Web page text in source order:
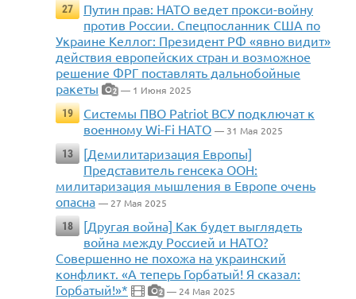
27
Путин прав: НАТО ведет прокси-войну
против России. Спецпосланник США по
Украине Келлог: Президент РФ «явно видит»
действия европейских стран и возможное
решение ФРГ поставлять дальнобойные
ракеты
2 — 1 Июня 2025
19
Системы ПВО Patriot ВСУ подключат к
военному Wi-Fi НАТО — 31 Мая 2025
13
[Демилитаризация Европы]
Представитель генсека ООН:
милитаризация мышления в Европе очень
опасна — 27 Мая 2025
18
[Другая война] Как будет выглядеть
война между Россией и НАТО?
Совершенно не похожа на украинский
конфликт. «А теперь Горбатый! Я сказал:
Горбатый!»*
2 — 24 Мая 2025